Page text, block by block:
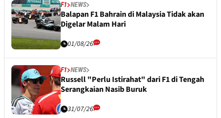
F1 NEWS
Balapan F1 Bahrain di Malaysia Tidak akan
Digelar Malam Hari
01/08/26
F1 NEWS
Russell "Perlu Istirahat" dari F1 di Tengah
Serangkaian Nasib Buruk
31/07/26